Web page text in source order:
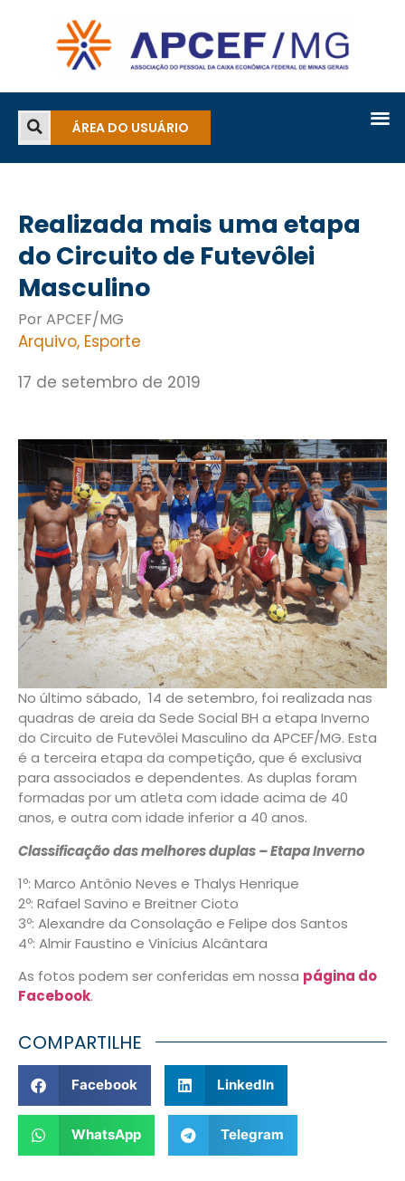
ÁREA DO USUÁRIO
Realizada mais uma etapa
do Circuito de Futevôlei
Masculino
Por APCEF/MG
Arquivo, Esporte
17 de setembro de 2019
No último sábado, 14 de setembro, foi realizada nas
quadras de areia da Sede Social BH a etapa Inverno
do Circuito de Futevôlei Masculino da APCEF/MG. Esta
é a terceira etapa da competição, que é exclusiva
para associados e dependentes. As duplas foram
formadas por um atleta com idade acima de 40
anos, e outra com idade inferior a 40 anos.
Classificação das melhores duplas – Etapa Inverno
1º: Marco Antônio Neves e Thalys Henrique
2º: Rafael Savino e Breitner Cioto
3º: Alexandre da Consolação e Felipe dos Santos
4º: Almir Faustino e Vinícius Alcântara
As fotos podem ser conferidas em nossa página do
Facebook.
COMPARTILHE
Facebook LinkedIn
WhatsApp Telegram